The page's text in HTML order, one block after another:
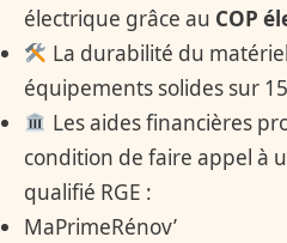
électrique grâce au COP
La durabilité du
équipements solides sur
Les aides financières
condition de faire appel à
qualifié RGE :
MaPrimeRénov’